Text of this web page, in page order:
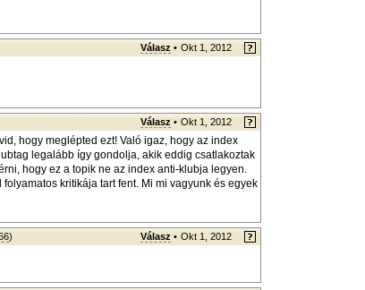
Válasz • Okt 1, 2012
Válasz • Okt 1, 2012
hogy meglépted ezt! Való igaz, hogy az index
legalább így gondolja, akik eddig csatlakoztak
hogy ez a topik ne az index anti-klubja legyen.
kritikája tart fent. Mi mi vagyunk és egyek
) Válasz • Okt 1, 2012